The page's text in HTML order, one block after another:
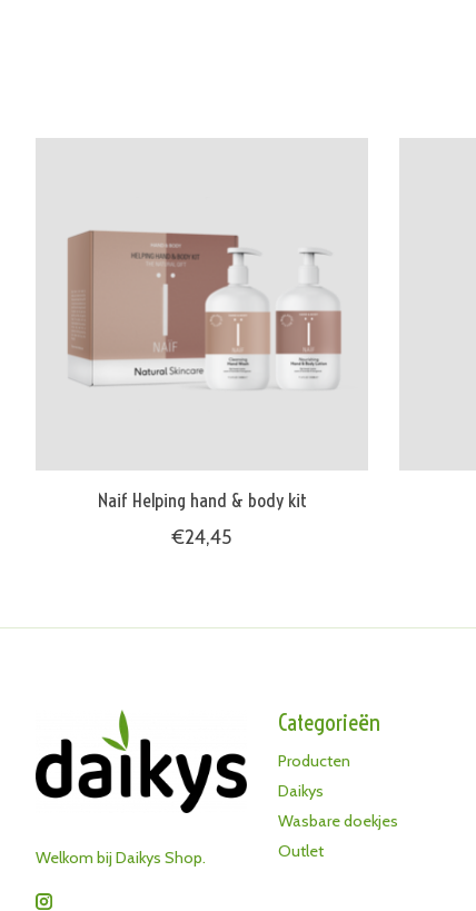
Naif Helping hand & body kit
€24,45
Welkom bij Daikys Shop.
Categorieën
Producten
Daikys
Wasbare doekjes
Outlet